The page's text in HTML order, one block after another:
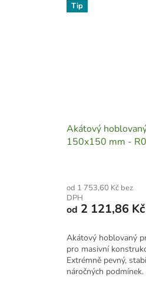
Tip
Akátový
150x150 mm -
od 1 753,60 Kč bez
DPH
od 2 121,86 Kč
Akátový hoblovaný
pro masivní
Extrémně pevný,
náročných podmínek.